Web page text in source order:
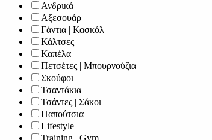
Ανδρικά
Αξεσουάρ
Γάντια | Κασκόλ
Κάλτσες
Καπέλα
Πετσέτες | Μπουρνούζια
Σκούφοι
Τσαντάκια
Τσάντες | Σάκοι
Παπούτσια
Lifestyle
Training | Gym